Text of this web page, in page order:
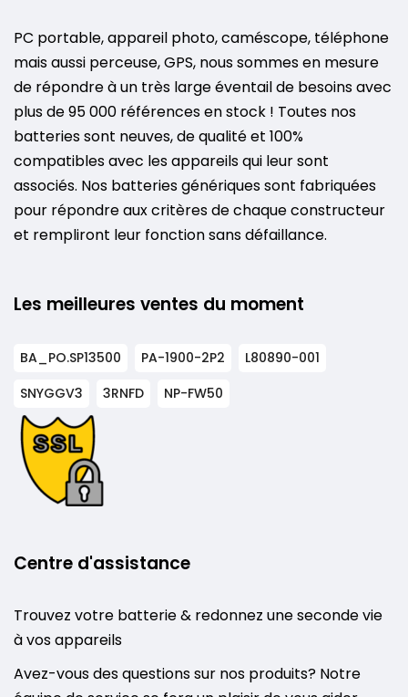
PC portable, appareil photo, caméscope, téléphone
mais aussi perceuse, GPS, nous sommes en mesure
de répondre à un très large éventail de besoins avec
plus de 95 000 références en stock ! Toutes nos
batteries sont neuves, de qualité et 100%
compatibles avec les appareils qui leur sont
associés. Nos batteries génériques sont fabriquées
pour répondre aux critères de chaque constructeur
et rempliront leur fonction sans défaillance.
Les meilleures ventes du moment
BA_PO.SP13500 PA-1900-2P2
L80890-001
SNYGGV3
3RNFD NP-FW50
Centre d'assistance
Trouvez votre batterie & redonnez une seconde vie
à vos appareils
Avez-vous des questions sur nos produits? Notre